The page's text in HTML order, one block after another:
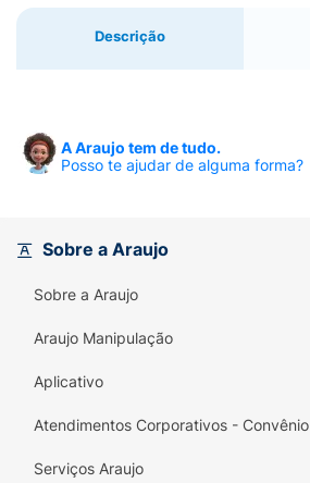
Descrição
A Araujo tem de tudo.
Posso te ajudar de alguma forma?
Sobre a Araujo
Sobre a Araujo
Araujo Manipulação
Aplicativo
Atendimentos Corporativos - Convênio
Serviços Araujo